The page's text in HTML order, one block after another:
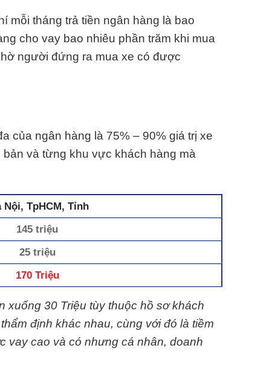
mỗi tháng trả tiền ngân hàng là bao
cho vay bao nhiêu phần trăm khi mua
người đứng ra mua xe có được
của ngân hàng là 75% – 90% giá trị xe
và từng khu vực khách hàng mà
Nội, TpHCM, Tỉnh
145 triệu
25 triệu
170 Triệu
30 Triệu tùy thuộc hồ sơ khách
định khác nhau, cùng với đó là tiềm
vay cao và có nhưng cá nhân, doanh